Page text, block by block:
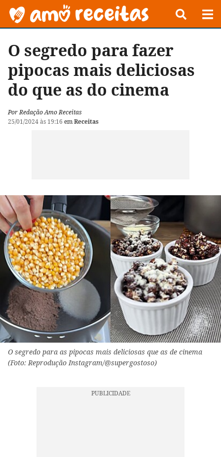
O segredo para fazer
pipocas mais deliciosas
do que as do cinema
Por Redação Amo Receitas
25/01/2024 às 19:16 emReceitas
O segredo para as pipocas mais deliciosas que as de cinema
(Foto: Reprodução Instagram/@supergostoso)